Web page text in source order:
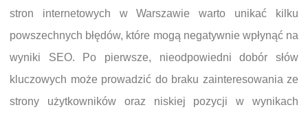
stron internetowych w Warszawie warto unikać kilku
powszechnych błędów, które mogą negatywnie wpłynąć na
wyniki SEO. Po pierwsze, nieodpowiedni dobór słów
kluczowych może prowadzić do braku zainteresowania ze
strony użytkowników oraz niskiej pozycji w wynikach